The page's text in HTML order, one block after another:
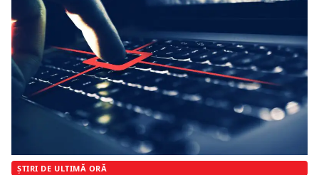
ȘTIRI DE ULTIMĂ ORĂ